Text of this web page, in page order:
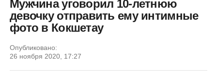
Мужчина уговорил 10-летнюю
девочку отправить ему интимные
фото в Кокшетау
Опубликовано:
26 ноября 2020, 17:27